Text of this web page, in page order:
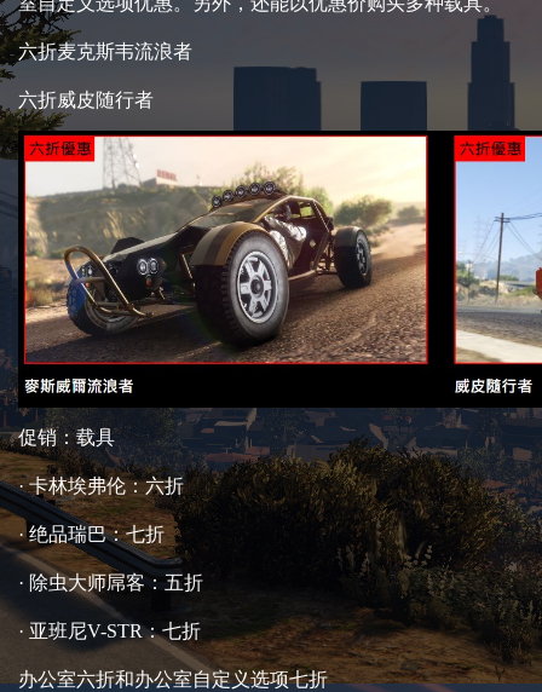
六折麦克斯韦流浪者
六折威皮随行者
促销：载具
· 卡林埃弗伦：六折
· 绝品瑞巴：七折
· 除虫大师屌客：五折
· 亚班尼V-STR：七折
办公室六折和办公室自定义选项七折